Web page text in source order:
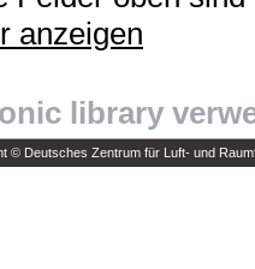
anzeigen
library
© Deutsches Zentrum für Luft- und